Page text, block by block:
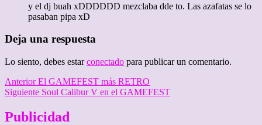
y el dj buah xDDDDDD mezclaba dde to. Las azafatas se lo
pasaban pipa xD
Deja una respuesta
Lo siento, debes estarconectado para publicar un comentario.
Navegación
de
entradas
Anterior Entrada
anterior:
El GAMEFEST más RETRO
Siguiente Entrada
Soul Calibur V en el GAMEFEST
Publicidad